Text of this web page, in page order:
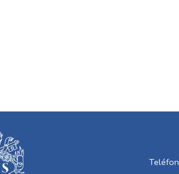
sobrecostos derivados de una
otros indicadores clave en la
Este trabajo busca aportar un